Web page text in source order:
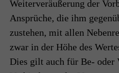
Weiterveräußerung der
Ansprüche, die ihm
zustehen, mit allen
zwar in der Höhe des
Dies gilt auch für Be- oder